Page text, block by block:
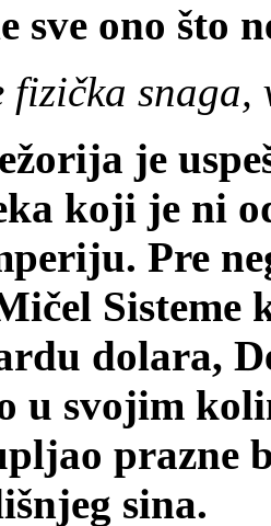
sve ono što
snaga,
žorija je
koji je ni
Pre
Sisteme
dolara,
u svojim
prazne
sina.